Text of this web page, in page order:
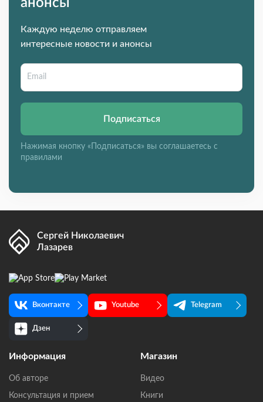
анонсы
Каждую неделю отправляем
интересные новости и анонсы
Подписаться
Нажимая кнопку «Подписаться» вы соглашаетесь с
правилами
Сергей Николаевич
Лазарев
Вконтакте Youtube Telegram
Дзен
Информация
Об авторе
Консультация и прием
Магазин
Видео
Книги